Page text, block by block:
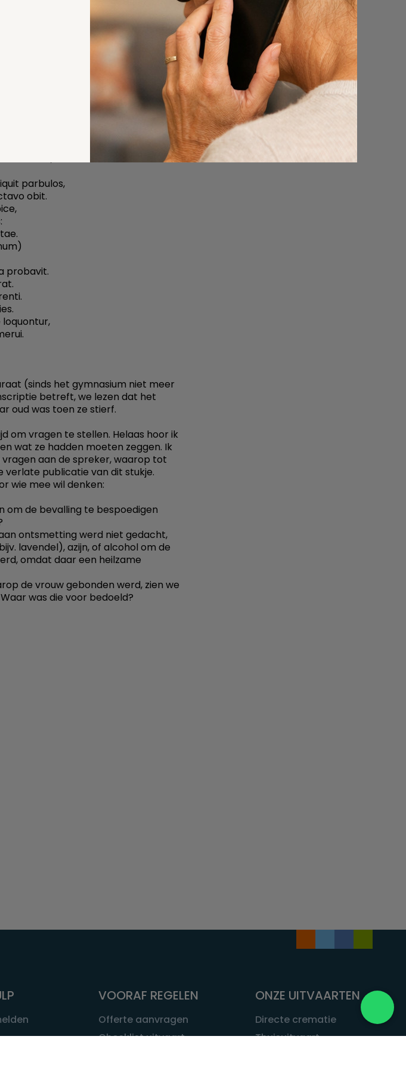
vrouw kreeg als ze trouwde en
onder zuigelingen moest een
wilde ze er twee aan
parbulos,
obit.
probavit.
(sinds het gymnasium niet meer
betreft, we lezen dat het
oud was toen ze stierf.
om vragen te stellen. Helaas hoor ik
wat ze hadden moeten zeggen. Ik
aan de spreker, waarop tot
verlate publicatie van dit stukje.
wie mee wil denken:
om de bevalling te bespoedigen
ontsmetting werd niet gedacht,
lavendel), azijn, of alcohol om de
omdat daar een heilzame
de vrouw gebonden werd, zien we
was die voor bedoeld?
VOORAF REGELEN
Offerte aanvragen
Checklist uitvaart
ONZE UITVAARTEN
Directe crematie
Thuisuitvaart